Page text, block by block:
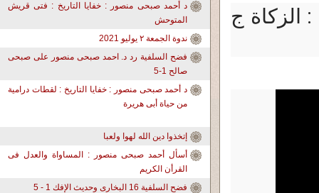
د. أحمد صبحى منصور: لحظات قرآنية 859 : الزكاة ج
د أحمد صبحى منصور : خفايا التاريخ : فتى قريش
المتوحش
ندوة الجمعة ٢ يوليو 2021
فضح السلفية رد د. احمد صبحى منصور على صبحى
صالح 1-5
د أحمد صبحى منصور : خفايا التاريخ : لقطات درامية
من حياة أبى هريرة
إتخذوا دين الله لهوا ولعبا
أسأل أحمد صبحى منصور : المساواة والعدل فى
القرأن الكريم
فضح السلفية 16 البخارى وحديث الإفك 1 - 5